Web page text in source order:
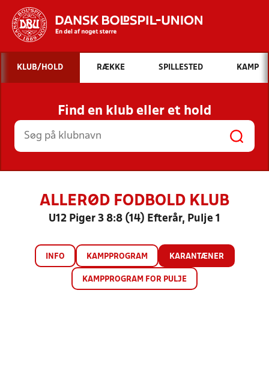
Hvad vil du søge efter?
INDHOLD OG NYHEDER
STILLINGER, RESULTATER, KLUBBER OG
HOLD
KLUB/HOLD RÆKKE SPILLESTED KAMP
Find en klub eller et hold
ALLERØD FODBOLD KLUB
U12 Piger 3 8:8 (14) Efterår, Pulje 1
INFO KAMPPROGRAM KARANTÆNER
KAMPPROGRAM FOR PULJE